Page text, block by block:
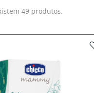
49 produtos.